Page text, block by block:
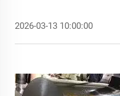
2026-03-13 10:00:00